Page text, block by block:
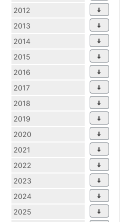
2012
2013
2014
2015
2016
2017
2018
2019
2020
2021
2022
2023
2024
2025